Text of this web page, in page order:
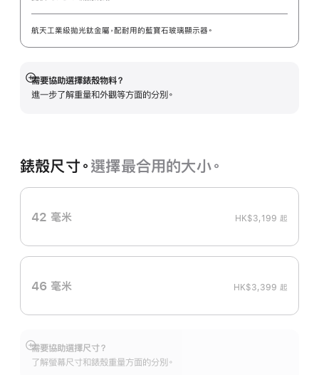
航天工業級拋光鈦金屬，配耐用的藍寶石玻璃顯示器。
需要協助選擇錶殼物料？
進一步了解重量和外觀等方面的分別。
顯
示
錶殼尺寸。 選擇最合用的大小。
42 毫米 HK$3,199 起
46 毫米 HK$3,399 起
需要協助選擇尺寸？
了解螢幕尺寸和錶殼重量方面的分別。
顯
示